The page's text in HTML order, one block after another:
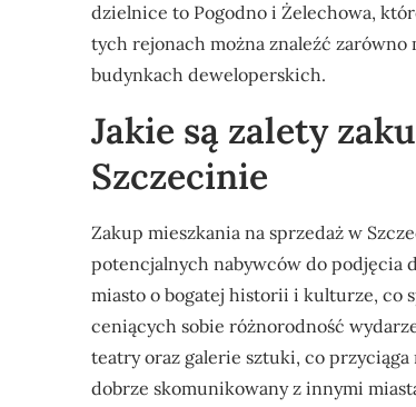
dzielnice to Pogodno i Żelechowa,
tych rejonach można znaleźć
budynkach deweloperskich.
Jakie są zalety
Szczecinie
Zakup mieszkania na sprzedaż w
potencjalnych nabywców do podjęcia
miasto o bogatej historii i kulturze, co
ceniących sobie różnorodność
teatry oraz galerie sztuki, co
dobrze skomunikowany z innymi